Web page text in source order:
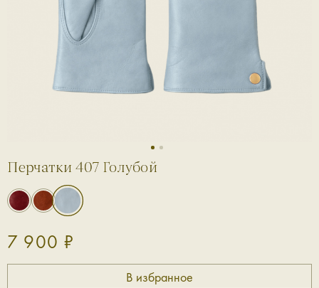
1 2
Перчатки 407 Голубой
7 900 ₽